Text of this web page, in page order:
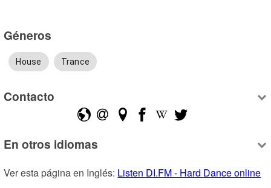
Géneros
House Trance
Contacto
En otros idiomas
Ver esta página en Inglés: Listen DI.FM - Hard Dance online